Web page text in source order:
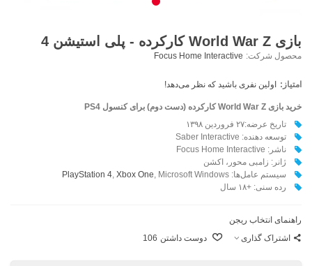
بازی World War Z کارکرده - پلی استیشن 4
محصول شرکت: Focus Home Interactive
امتیاز: اولین نفری باشید که نظر می‌دهد!
خرید بازی World War Z کارکرده (دست دوم) برای کنسول PS4
تاریخ عرضه:۲۷ فروردین ۱۳۹۸
توسعه دهنده: Saber Interactive
ناشر: Focus Home Interactive
ژانر: زامبی محور، اکشن
سیستم عامل‌ها:
PlayStation 4, Xbox One , Microsoft Windows
رده سنی: +۱۸ سال
راهنمای انتخاب ریجن
اشتراک گذاری
دوست داشتن 106